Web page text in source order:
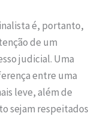
é, portanto,
de um
judicial. Uma
entre uma
leve, além de
sejam respeitados